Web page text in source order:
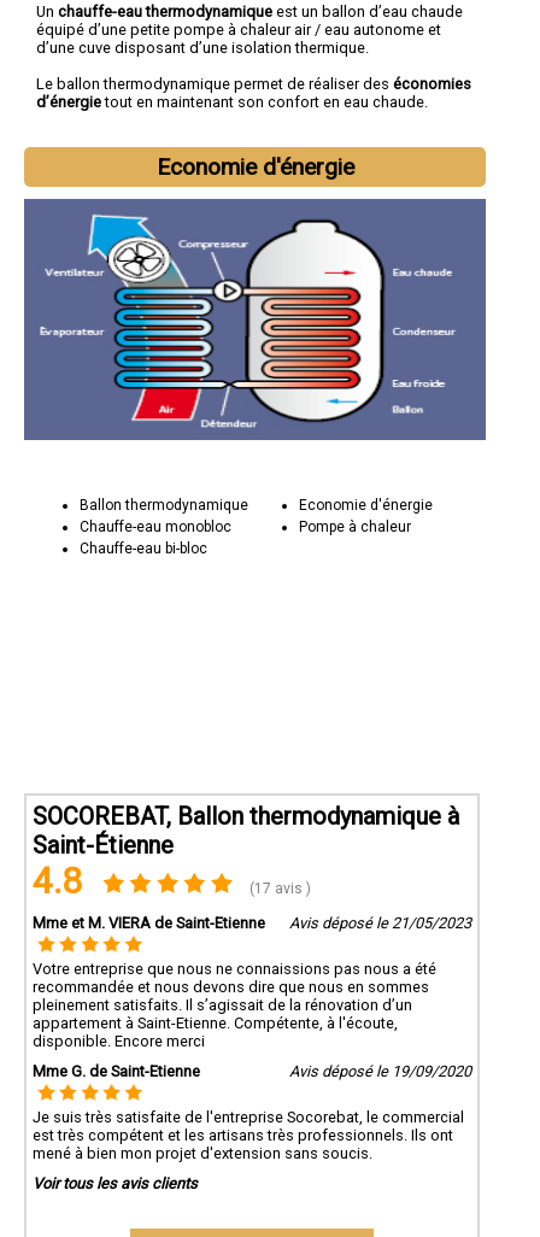
Un chauffe-eau thermodynamique est un ballon d’eau chaude
équipé d’une petite pompe à chaleur air / eau autonome et
d’une cuve disposant d’une isolation thermique.
Le ballon thermodynamique permet de réaliser des économies
d’énergietout en maintenant son confort en eau chaude.
Economie d'énergie
Ballon thermodynamique
Chauffe-eau monobloc
Chauffe-eau bi-bloc
Economie d'énergie
Pompe à chaleur
SOCOREBAT, Ballon thermodynamique à
Saint-Étienne
4.8 (17 avis )
Mme et M. VIERA de Saint-Etienne Avis déposé le 21/05/2023
Votre entreprise que nous ne connaissions pas nous a été
recommandée et nous devons dire que nous en sommes
pleinement satisfaits. Il s’agissait de la rénovation d’un
appartement à Saint-Etienne. Compétente, à l'écoute,
disponible. Encore merci
Mme G. de Saint-Etienne
Avis déposé le 19/09/2020
Je suis très satisfaite de l'entreprise Socorebat, le commercial
est très compétent et les artisans très professionnels. Ils ont
mené à bien mon projet d'extension sans soucis.
Voir tous les avis clients